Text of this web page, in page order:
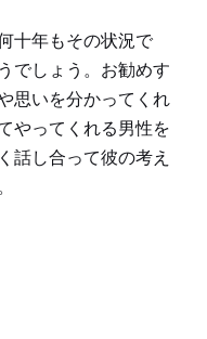
十年もその状況で
でしょう。お勧めす
思いを分かってくれ
やってくれる男性を
話し合って彼の考え